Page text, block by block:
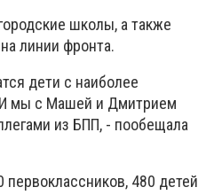
школы, а также
линии фронта.
дети с наиболее
И мы с Машей и Дмитрием
из БПП, - пообещала
480 детей